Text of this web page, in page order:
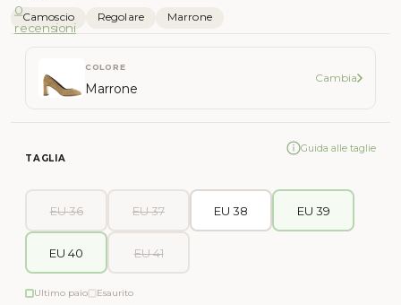
0
recensioni
Camoscio Regolare Marrone
COLORE
Marrone
Cambia
TAGLIA
Guida alle taglie
EU 36 EU 37 EU 38 EU 39
EU 40 EU 41
Ultimo paio Esaurito